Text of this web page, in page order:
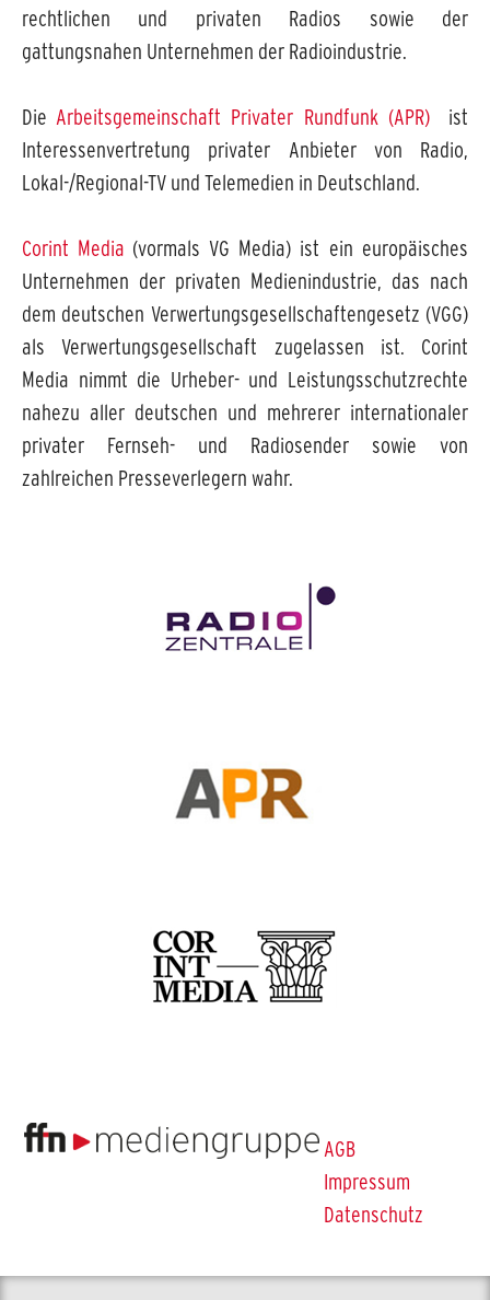
rechtlichen und privaten Radios sowie der
gattungsnahen Unternehmen der Radioindustrie.
Die Arbeitsgemeinschaft Privater Rundfunk (APR) ist
Interessenvertretung privater Anbieter von Radio,
Lokal-/Regional-TV und Telemedien in Deutschland.
Corint Media (vormals VG Media) ist ein europäisches
Unternehmen der privaten Medienindustrie, das nach
dem deutschen Verwertungsgesellschaftengesetz (VGG)
als Verwertungsgesellschaft zugelassen ist. Corint
Media nimmt die Urheber- und Leistungsschutzrechte
nahezu aller deutschen und mehrerer internationaler
privater Fernseh- und Radiosender sowie von
zahlreichen Presseverlegern wahr.
AGB
Impressum
Datenschutz